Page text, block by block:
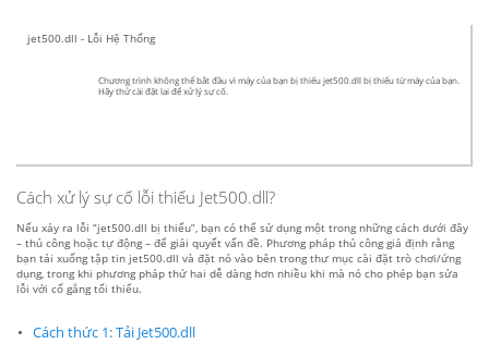
jet500.dll - Lỗi Hệ Thống
Chương trình không thể bắt đầu vì máy của bạn bị thiếu jet500.dll bị thiếu từ máy của bạn.
Hãy thử cài đặt lại để xử lý sự cố.
Cách xử lý sự cố lỗi thiếu Jet500.dll?
Nếu xảy ra lỗi “jet500.dll bị thiếu”, bạn có thể sử dụng một trong những cách dưới đây
– thủ công hoặc tự động – để giải quyết vấn đề. Phương pháp thủ công giả định rằng
bạn tải xuống tập tin jet500.dll và đặt nó vào bên trong thư mục cài đặt trò chơi/ứng
dụng, trong khi phương pháp thứ hai dễ dàng hơn nhiều khi mà nó cho phép bạn sửa
lỗi với cố gắng tối thiểu.
Cách thức 1: Tải Jet500.dll